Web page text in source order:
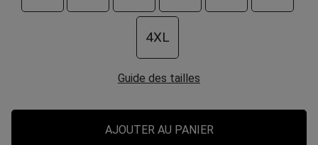
4XL
Guide des tailles
AJOUTER AU PANIER